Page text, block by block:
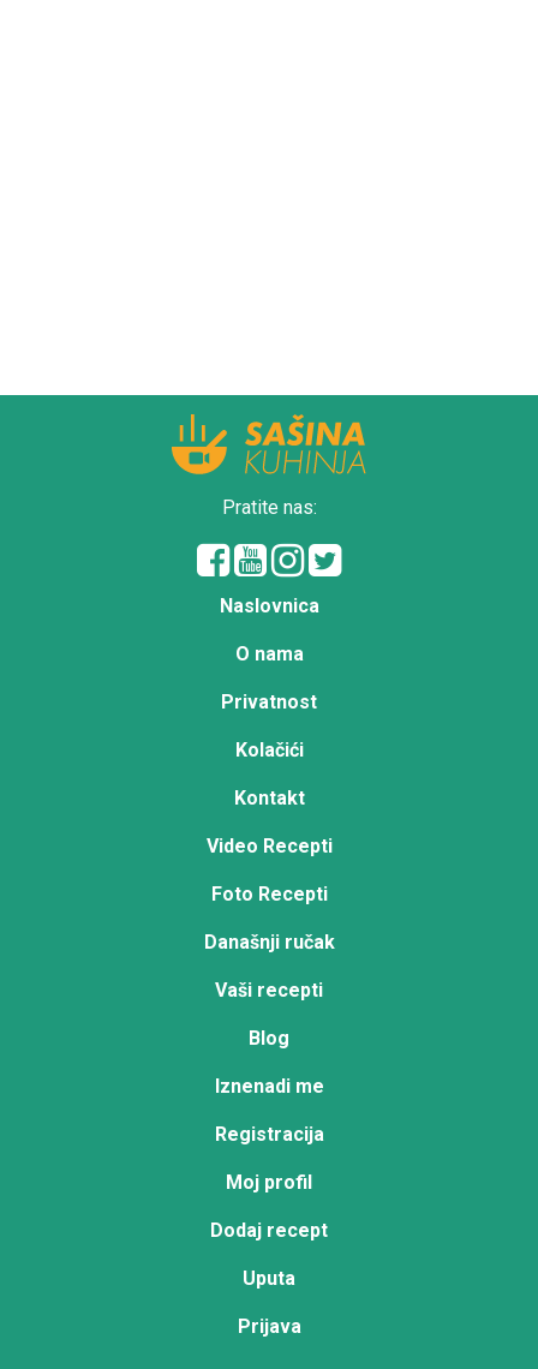
Pratite nas:
Naslovnica
O nama
Privatnost
Kolačići
Kontakt
Video Recepti
Foto Recepti
Današnji ručak
Vaši recepti
Blog
Iznenadi me
Registracija
Moj profil
Dodaj recept
Uputa
Prijava